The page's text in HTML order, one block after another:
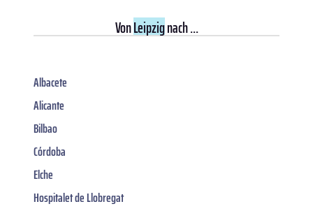
VonLeipzignach ...
Albacete
Alicante
Bilbao
Córdoba
Elche
Hospitalet de Llobregat